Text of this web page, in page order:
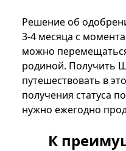
Решение об
3-4 месяца с
можно
родиной. Получить
путешествовать в
получения статуса
нужно ежегодно
К